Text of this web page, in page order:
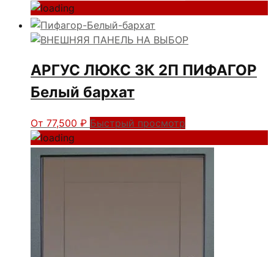
АРГУС ЛЮКС 3К 2П ПИФАГОР
Белый бархат
От 77,500 ₽ Быстрый просмотр